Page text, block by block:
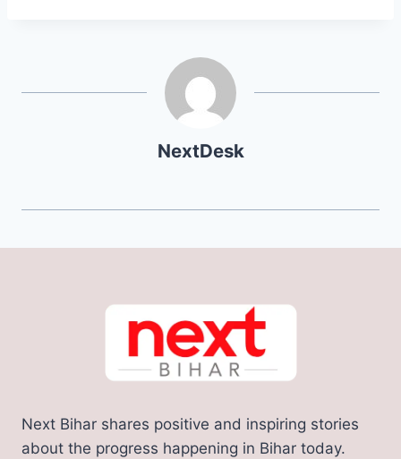
NextDesk
Next Bihar shares positive and inspiring stories
about the progress happening in Bihar today.